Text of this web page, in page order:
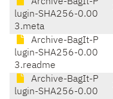
lugin-SHA256-0.00
3.meta
Archive-BagIt-P
lugin-SHA256-0.00
3.readme
Archive-BagIt-P
lugin-SHA256-0.00